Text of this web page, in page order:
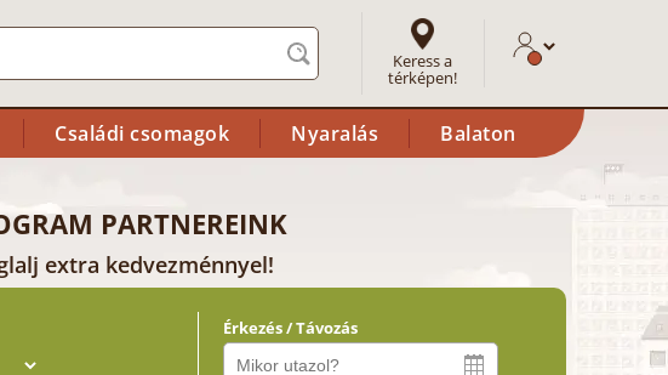
Keress a
térképen!
Családi csomagok Nyaralás Balaton
PARTNEREINK
extra kedvezménnyel!
Érkezés / Távozás